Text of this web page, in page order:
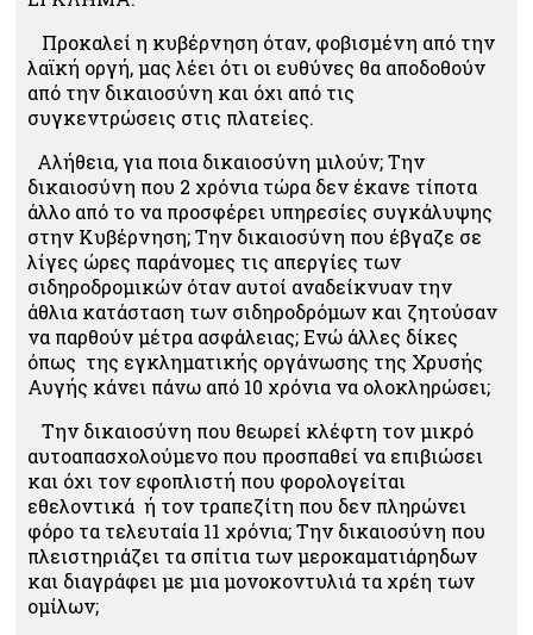
Προκαλεί η κυβέρνηση όταν, φοβισμένη από την
λαϊκή οργή, μας λέει ότι οι ευθύνες θα αποδοθούν
από την δικαιοσύνη και όχι από τις
συγκεντρώσεις στις πλατείες.
Αλήθεια, για ποια δικαιοσύνη μιλούν; Την
δικαιοσύνη που 2 χρόνια τώρα δεν έκανε τίποτα
άλλο από το να προσφέρει υπηρεσίες συγκάλυψης
στην Κυβέρνηση; Την δικαιοσύνη που έβγαζε σε
λίγες ώρες παράνομες τις απεργίες των
σιδηροδρομικών όταν αυτοί αναδείκνυαν την
άθλια κατάσταση των σιδηροδρόμων και ζητούσαν
να παρθούν μέτρα ασφάλειας; Ενώ άλλες δίκες
όπως της εγκληματικής οργάνωσης της Χρυσής
Αυγής κάνει πάνω από 10 χρόνια να ολοκληρώσει;
Την δικαιοσύνη που θεωρεί κλέφτη τον μικρό
αυτοαπασχολούμενο που προσπαθεί να επιβιώσει
και όχι τον εφοπλιστή που φορολογείται
εθελοντικά ή τον τραπεζίτη που δεν πληρώνει
φόρο τα τελευταία 11 χρόνια; Την δικαιοσύνη που
πλειστηριάζει τα σπίτια των μεροκαματιάρηδων
και διαγράφει με μια μονοκοντυλιά τα χρέη των
ομίλων;